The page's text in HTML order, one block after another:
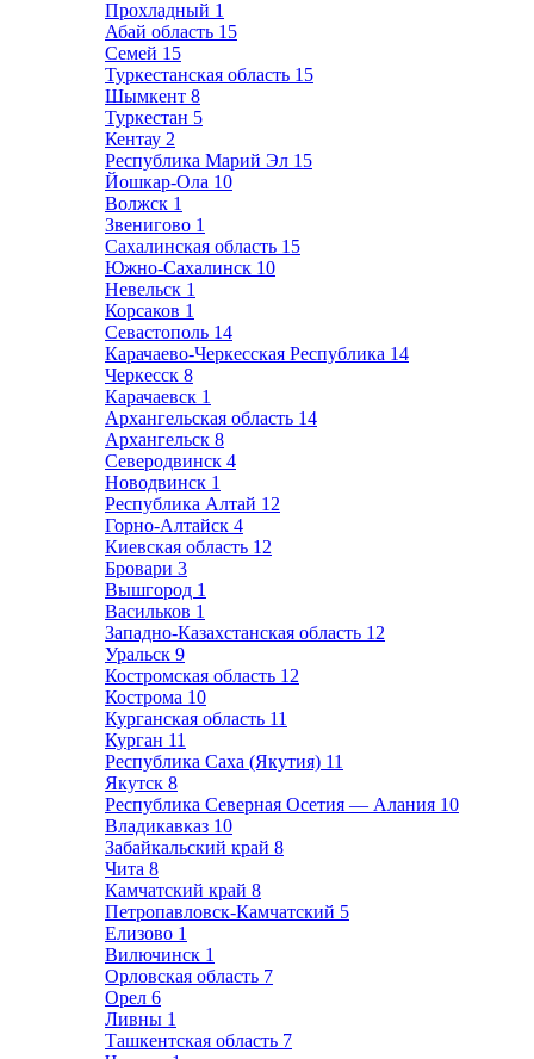
Прохладный 1
Абай область 15
Семей 15
Туркестанская область 15
Шымкент 8
Туркестан 5
Кентау 2
Республика Марий Эл 15
Йошкар-Ола 10
Волжск 1
Звенигово 1
Сахалинская область 15
Южно-Сахалинск 10
Невельск 1
Корсаков 1
Севастополь 14
Карачаево-Черкесская Республика 14
Черкесск 8
Карачаевск 1
Архангельская область 14
Архангельск 8
Северодвинск 4
Новодвинск 1
Республика Алтай 12
Горно-Алтайск 4
Киевская область 12
Бровари 3
Вышгород 1
Васильков 1
Западно-Казахстанская область 12
Уральск 9
Костромская область 12
Кострома 10
Курганская область 11
Курган 11
Республика Саха (Якутия) 11
Якутск 8
Республика Северная Осетия — Алания 10
Владикавказ 10
Забайкальский край 8
Чита 8
Камчатский край 8
Петропавловск-Камчатский 5
Елизово 1
Вилючинск 1
Орловская область 7
Орел 6
Ливны 1
Ташкентская область 7